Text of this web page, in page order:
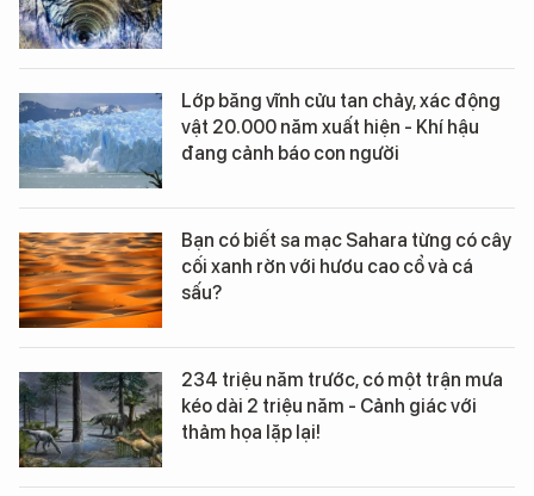
Lớp băng vĩnh cửu tan chảy, xác động
vật 20.000 năm xuất hiện - Khí hậu
đang cảnh báo con người
Bạn có biết sa mạc Sahara từng có cây
cối xanh rờn với hươu cao cổ và cá
sấu?
234 triệu năm trước, có một trận mưa
kéo dài 2 triệu năm - Cảnh giác với
thảm họa lặp lại!